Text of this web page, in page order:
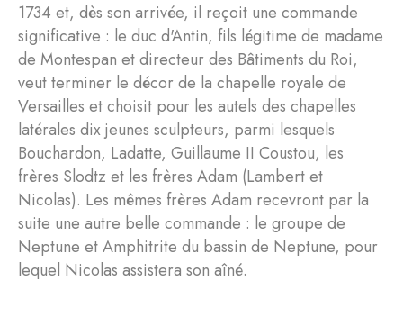
1734 et, dès son arrivée, il reçoit une commande
significative : le duc d'Antin, fils légitime de madame
de Montespan et directeur des Bâtiments du Roi,
veut terminer le décor de la chapelle royale de
Versailles et choisit pour les autels des chapelles
latérales dix jeunes sculpteurs, parmi lesquels
Bouchardon, Ladatte, Guillaume II Coustou, les
frères Slodtz et les frères Adam (Lambert et
Nicolas). Les mêmes frères Adam recevront par la
suite une autre belle commande : le groupe de
Neptune et Amphitrite du bassin de Neptune, pour
lequel Nicolas assistera son aîné.